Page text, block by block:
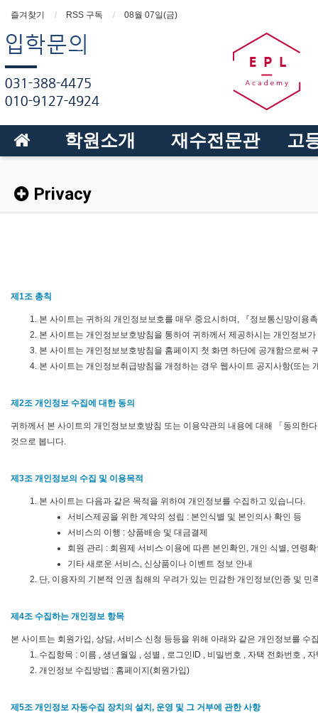
즐겨찾기 RSS 구독 08월 07일(금)
학원소개 재수전문관 고
Privacy
제1조 총칙
본 사이트는 귀하의 개인정보보호를 매우 중요시하며, 『정보통신망이
본 사이트는 개인정보보호방침을 통하여 귀하께서 제공하시는 개인정보
본 사이트는 개인정보보호방침을 홈페이지 첫 화면 하단에 공개함으로써
본 사이트는 개인정보취급방침을 개정하는 경우 웹사이트 공지사항(또는
제2조 개인정보 수집에 대한 동의
귀하께서 본 사이트의 개인정보보호방침 또는 이용약관의 내용에 대해 「동의한
것으로 봅니다.
제3조 개인정보의 수집 및 이용목적
본 사이트는 다음과 같은 목적을 위하여 개인정보를 수집하고 있습니다.
서비스제공을 위한 계약의 성립 : 본인식별 및 본인의사 확인 등
서비스의 이행 : 상품배송 및 대금결제
회원 관리 : 회원제 서비스 이용에 따른 본인확인, 개인 식별, 연령
기타 새로운 서비스, 신상품이나 이벤트 정보 안내
단, 이용자의 기본적 인권 침해의 우려가 있는 민감한 개인정보(인종 및
제4조 수집하는 개인정보 항목
본 사이트는 회원가입, 상담, 서비스 신청 등등을 위해 아래와 같은 개인정보를 수
수집항목 : 이름 , 생년월일 , 성별 , 로그인ID , 비밀번호 , 자택 전화번호 ,
개인정보 수집방법 : 홈페이지(회원가입)
제5조 개인정보 자동수집 장치의 설치, 운영 및 그 거부에 관한 사항